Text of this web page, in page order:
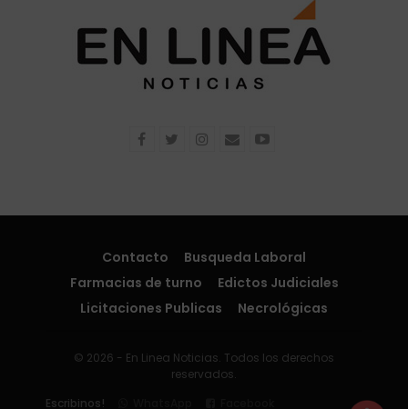
Contacto
Busqueda Laboral
Farmacias de turno
Edictos Judiciales
Licitaciones Publicas
Necrológicas
© 2026 - En Linea Noticias. Todos los derechos
reservados.
Escribinos!